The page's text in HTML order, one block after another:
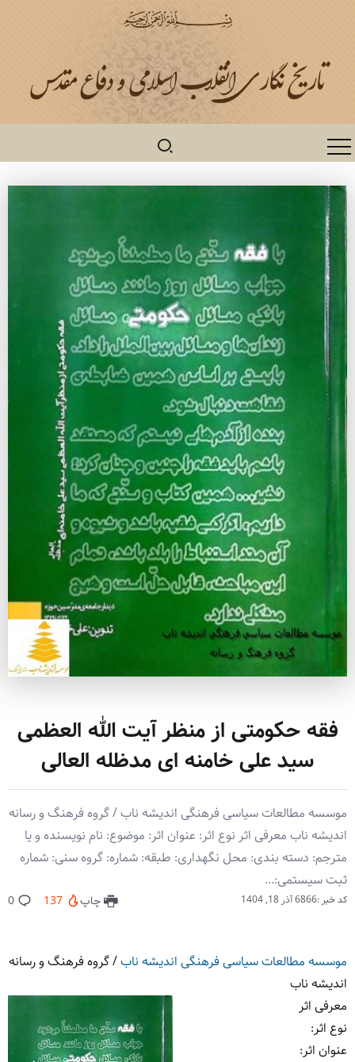
فقه حکومتی از منظر آیت الله العظمی
سید علی خامنه ای مدظله العالی
موسسه مطالعات سیاسی فرهنگی اندیشه ناب / گروه فرهنگ و رسانه
اندیشه ناب معرفی اثر نوع اثر: عنوان اثر: موضوع: نام نویسنده و یا
مترجم: دسته بندی: محل نگهداری: طبقه: شماره: گروه سنی: شماره
ثبت سیستمی:...
کد خبر :6866 آذر 18, 1404 چاپ 137
0
موسسه مطالعات سیاسی فرهنگی اندیشه ناب/گروه فرهنگ و رسانه
اندیشه ناب
معرفی اثر
نوع اثر:
عنوان اثر: